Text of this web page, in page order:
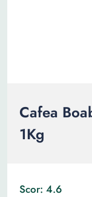
Cafea
1Kg
Scor: 4.6